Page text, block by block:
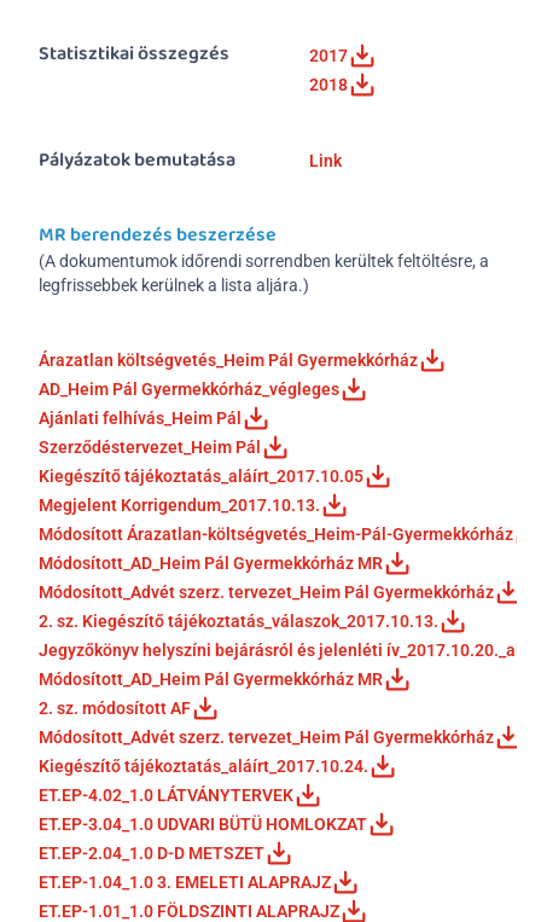
Statisztikai összegzés
2017
2018
Pályázatok bemutatása Link
MR berendezés beszerzése
(A dokumentumok időrendi sorrendben kerültek feltöltésre, a
legfrissebbek kerülnek a lista aljára.)
Árazatlan költségvetés_Heim Pál Gyermekkórház
AD_Heim Pál Gyermekkórház_végleges
Ajánlati felhívás_Heim Pál
Szerződéstervezet_Heim Pál
Kiegészítő tájékoztatás_aláírt_2017.10.05
Megjelent Korrigendum_2017.10.13.
Módosított Árazatlan-költségvetés_Heim-Pál-Gyermekkórház
Módosított_AD_Heim Pál Gyermekkórház MR
Módosított_Advét szerz. tervezet_Heim Pál Gyermekkórház
2. sz. Kiegészítő tájékoztatás_válaszok_2017.10.13.
Jegyzőkönyv helyszíni bejárásról és jelenléti
Módosított_AD_Heim Pál Gyermekkórház MR
2. sz. módosított AF
Módosított_Advét szerz. tervezet_Heim Pál Gyermekkórház
Kiegészítő tájékoztatás_aláírt_2017.10.24.
ET.EP-4.02_1.0 LÁTVÁNYTERVEK
ET.EP-3.04_1.0 UDVARI BÜTÜ HOMLOKZAT
ET.EP-2.04_1.0 D-D METSZET
ET.EP-1.04_1.0 3. EMELETI ALAPRAJZ
ET.EP-1.01_1.0 FÖLDSZINTI ALAPRAJZ